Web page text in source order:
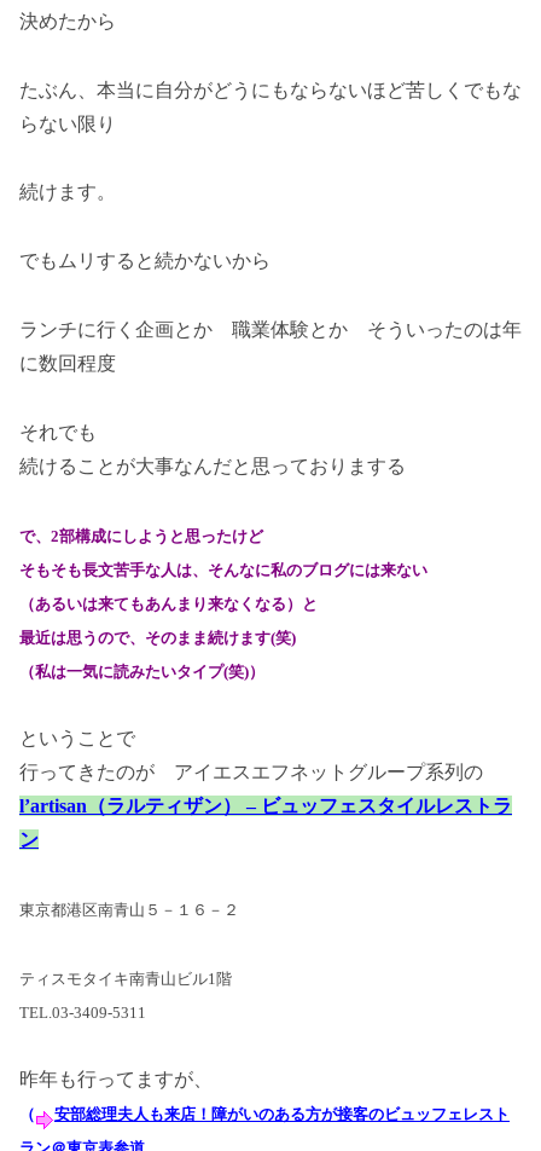
決めたから
たぶん、本当に自分がどうにもならないほど苦しくでもな
らない限り
続けます。
でもムリすると続かないから
ランチに行く企画とか 職業体験とか そういったのは年
に数回程度
それでも
続けることが大事なんだと思っておりまする
で、2部構成にしようと思ったけど
そもそも長文苦手な人は、そんなに私のブログには来ない
（あるいは来てもあんまり来なくなる）と
最近は思うので、そのまま続けます(笑)
（私は一気に読みたいタイプ(笑)）
ということで
行ってきたのが アイエスエフネットグループ系列の
l’artisan（ラルティザン） – ビュッフェスタイルレストラ
ン
東京都港区南青山５－１６－２
ティスモタイキ南青山ビル1階
TEL.03-3409-5311
昨年も行ってますが、
（
安部総理夫人も来店！障がいのある方が接客のビュッフェレスト